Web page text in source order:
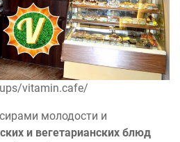
vitamin.cafe/
молодости и
и вегетарианских блюд